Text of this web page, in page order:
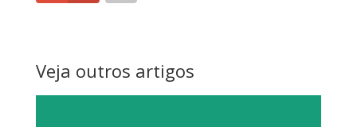
Veja outros artigos